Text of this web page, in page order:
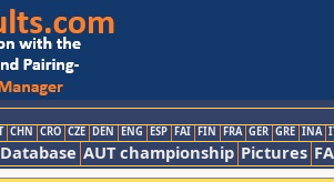
CHN CRO CZE DEN ENG ESP FAI FIN FRA GER GRE INA
AUT championship Pictures